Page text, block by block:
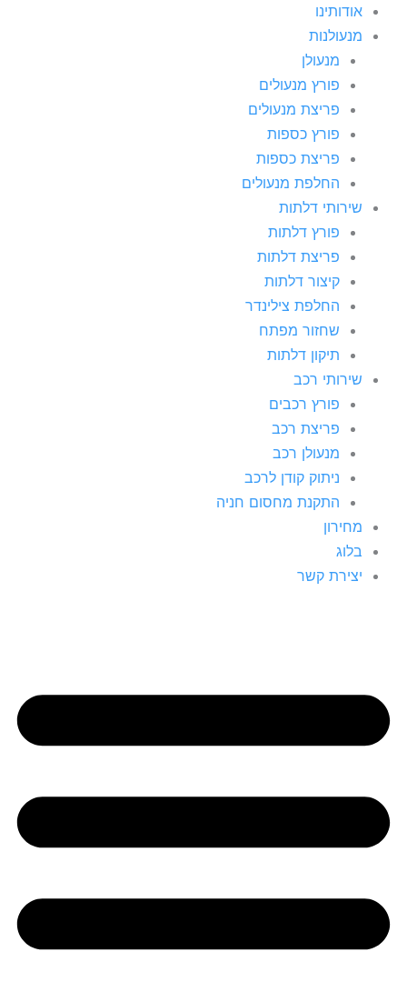
אודותינו
מנעולנות
מנעולן
פורץ מנעולים
פריצת מנעולים
פורץ כספות
פריצת כספות
החלפת מנעולים
שירותי דלתות
פורץ דלתות
פריצת דלתות
קיצור דלתות
החלפת צילינדר
שחזור מפתח
תיקון דלתות
שירותי רכב
פורץ רכבים
פריצת רכב
מנעולן רכב
ניתוק קודן לרכב
התקנת מחסום חניה
מחירון
בלוג
יצירת קשר